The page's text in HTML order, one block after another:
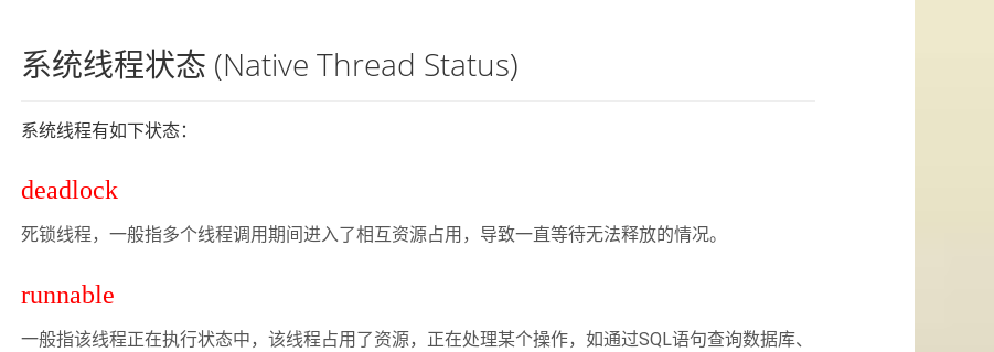
系统线程状态 (Native Thread Status)
系统线程有如下状态：
deadlock
死锁线程，一般指多个线程调用期间进入了相互资源占用，导致一直等待无法释放的情况。
runnable
一般指该线程正在执行状态中，该线程占用了资源，正在处理某个操作，如通过SQL语句查询数据库、